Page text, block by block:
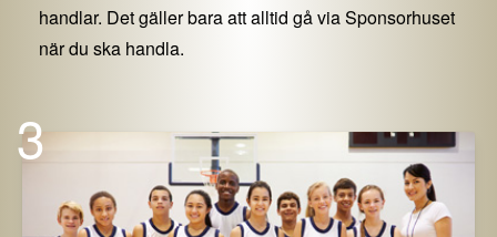
handlar. Det gäller bara att alltid gå via Sponsorhuset
när du ska handla.
3